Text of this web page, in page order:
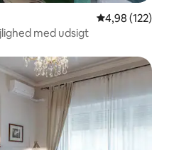
4,98 ud af 5 i
4,98 (122)
med udsigt